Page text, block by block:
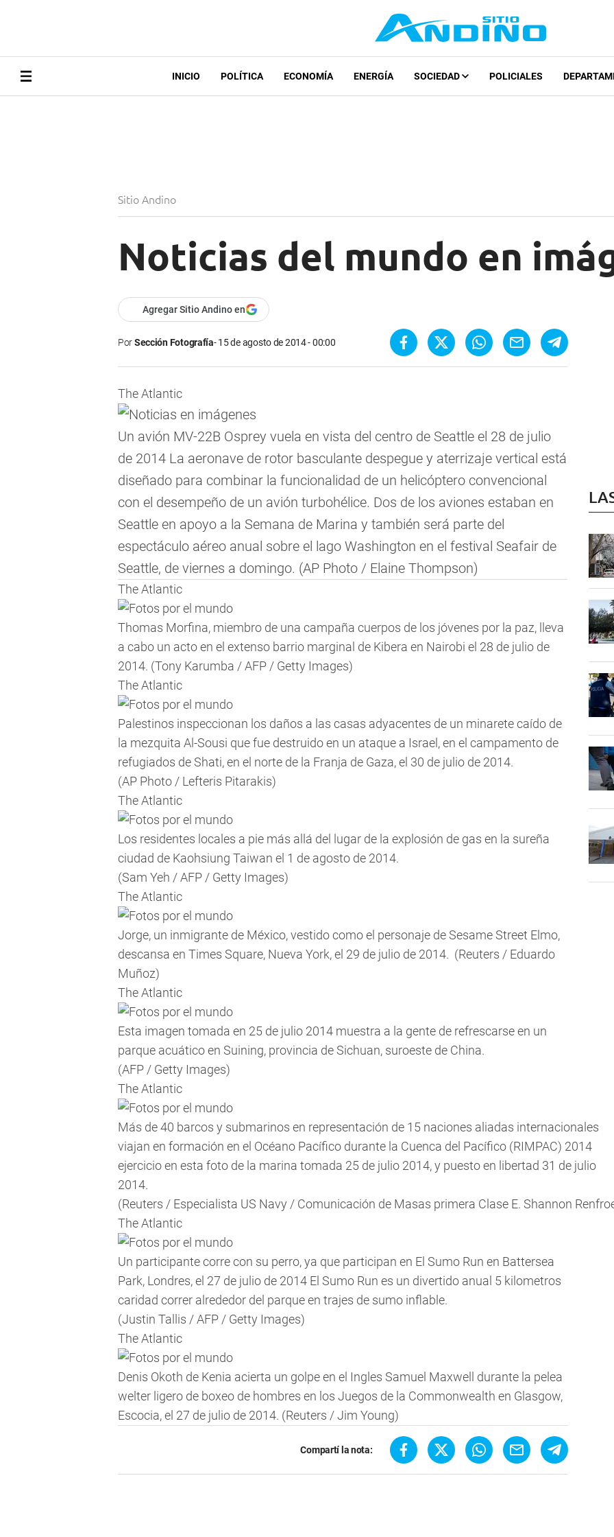
INICIO POLÍTICA ECONOMÍA ENERGÍA SOCIEDAD POLICIALES
Sitio Andino
Noticias del mundo en
Agregar Sitio Andino en
PorSección Fotografía 15 de agosto de 2014 - 00:00
The Atlantic
Un avión MV-22B Osprey vuela en vista del centro de Seattle el 28 de julio
de 2014 La aeronave de rotor basculante despegue y aterrizaje vertical está
diseñado para combinar la funcionalidad de un helicóptero convencional
con el desempeño de un avión turbohélice. Dos de los aviones estaban en
Seattle en apoyo a la Semana de Marina y también será parte del
espectáculo aéreo anual sobre el lago Washington en el festival Seafair de
Seattle, de viernes a domingo. (AP Photo / Elaine Thompson)
The Atlantic
Thomas Morfina, miembro de una campaña cuerpos de los jóvenes por la paz, lleva
a cabo un acto en el extenso barrio marginal de Kibera en Nairobi el 28 de julio de
2014. (Tony Karumba / AFP / Getty Images)
The Atlantic
Palestinos inspeccionan los daños a las casas adyacentes de un minarete caído de
la mezquita Al-Sousi que fue destruido en un ataque a Israel, en el campamento de
refugiados de Shati, en el norte de la Franja de Gaza, el 30 de julio de 2014.
(AP Photo / Lefteris Pitarakis)
The Atlantic
Los residentes locales a pie más allá del lugar de la explosión de gas en la sureña
ciudad de Kaohsiung Taiwan el 1 de agosto de 2014.
(Sam Yeh / AFP / Getty Images)
The Atlantic
Jorge, un inmigrante de México, vestido como el personaje de Sesame Street Elmo,
descansa en Times Square, Nueva York, el 29 de julio de 2014. (Reuters / Eduardo
Muñoz)
The Atlantic
Esta imagen tomada en 25 de julio 2014 muestra a la gente de refrescarse en un
parque acuático en Suining, provincia de Sichuan, suroeste de China.
(AFP / Getty Images)
The Atlantic
Más de 40 barcos y submarinos en representación de 15 naciones aliadas internacionales
viajan en formación en el Océano Pacífico durante la Cuenca del Pacífico (RIMPAC) 2014
ejercicio en esta foto de la marina tomada 25 de julio 2014, y puesto en libertad 31 de julio
2014.
(Reuters / Especialista US Navy / Comunicación de Masas primera Clase E. Shannon
The Atlantic
Un participante corre con su perro, ya que participan en El Sumo Run en Battersea
Park, Londres, el 27 de julio de 2014 El Sumo Run es un divertido anual 5 kilometros
caridad correr alrededor del parque en trajes de sumo inflable.
(Justin Tallis / AFP / Getty Images)
The Atlantic
Denis Okoth de Kenia acierta un golpe en el Ingles Samuel Maxwell durante la pelea
welter ligero de boxeo de hombres en los Juegos de la Commonwealth en Glasgow,
Escocia, el 27 de julio de 2014. (Reuters / Jim Young)
Compartí la nota: